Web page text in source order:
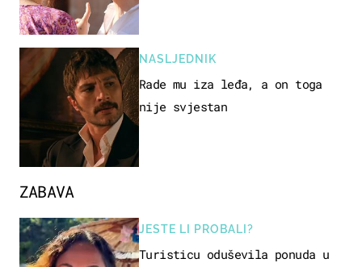
ZABAVA
JESTE LI PROBALI?
Turisticu oduševila ponuda u
NASLJEDNIK
Rade mu iza leđa, a on toga
nije svjestan